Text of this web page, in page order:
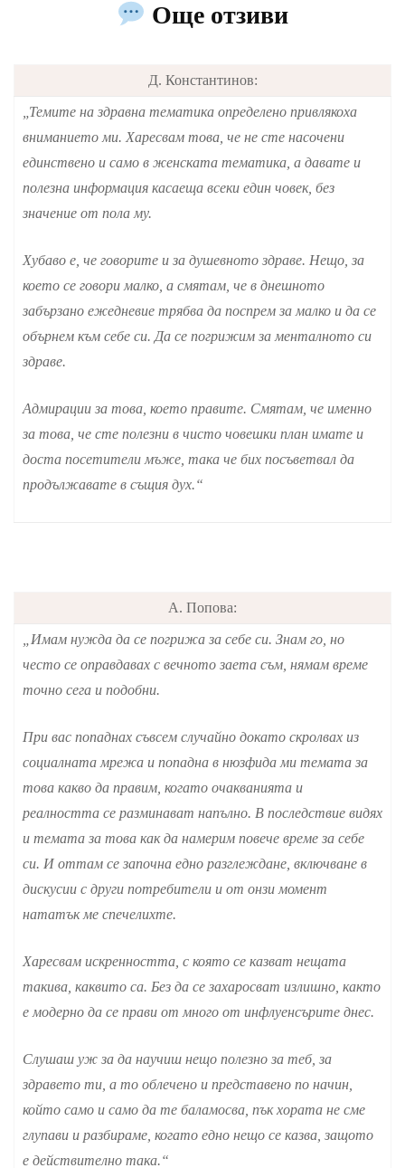
Още отзиви
Д. Константинов:
„Темите на здравна тематика определено привлякоха
вниманието ми. Харесвам това, че не сте насочени
единствено и само в женската тематика, а давате и
полезна информация касаеща всеки един човек, без
значение от пола му.
Хубаво е, че говорите и за душевното здраве. Нещо, за
което се говори малко, а смятам, че в днешното
забързано ежедневие трябва да поспрем за малко и да се
обърнем към себе си. Да се погрижим за менталното си
здраве.
Адмирации за това, което правите. Смятам, че именно
за това, че сте полезни в чисто човешки план имате и
доста посетители мъже, така че бих посъветвал да
продължавате в същия дух.“
А. Попова:
„Имам нужда да се погрижа за себе си. Знам го, но
често се оправдавах с вечното заета съм, нямам време
точно сега и подобни.
При вас попаднах съвсем случайно докато скролвах из
социалната мрежа и попадна в нюзфида ми темата за
това какво да правим, когато очакванията и
реалността се разминават напълно. В последствие видях
и темата за това как да намерим повече време за себе
си. И оттам се започна едно разглеждане, включване в
дискусии с други потребители и от онзи момент
нататък ме спечелихте.
Харесвам искренността, с която се казват нещата
такива, каквито са. Без да се захаросват излишно, както
е модерно да се прави от много от инфлуенсърите днес.
Слушаш уж за да научиш нещо полезно за теб, за
здравето ти, а то облечено и представено по начин,
който само и само да те баламосва, пък хората не сме
глупави и разбираме, когато едно нещо се казва, защото
е действително така.“